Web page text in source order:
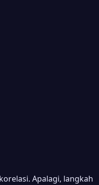
Apalagi, langkah